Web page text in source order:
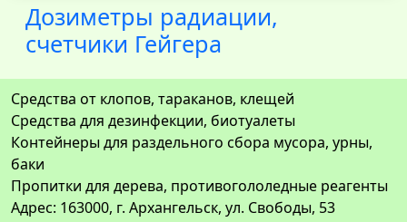
Дозиметры радиации,
счетчики Гейгера
Средства от клопов, тараканов, клещей
Средства для дезинфекции, биотуалеты
Контейнеры для раздельного сбора мусора, урны,
баки
Пропитки для дерева, противогололедные реагенты
Адрес: 163000, г. Архангельск, ул. Свободы, 53